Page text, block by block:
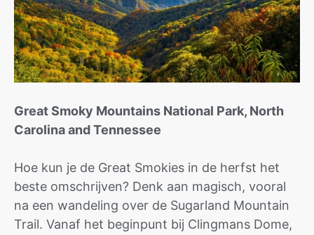
Great Smoky Mountains National Park, North
Carolina and Tennessee
Hoe kun je de Great Smokies in de herfst het
beste omschrijven? Denk aan magisch, vooral
na een wandeling over de Sugarland Mountain
Trail. Vanaf het beginpunt bij Clingmans Dome,